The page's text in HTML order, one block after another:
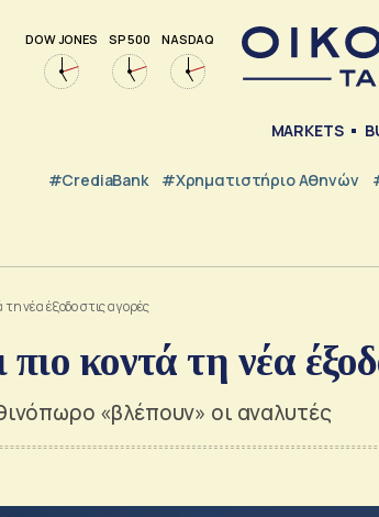
DOW JONES SP 500 NASDAQ
MARKETS
#CrediaBank #Χρηματιστήριο Αθηνών
νέα έξοδο στις αγορές
κοντά τη νέα
«βλέπουν» οι αναλυτές